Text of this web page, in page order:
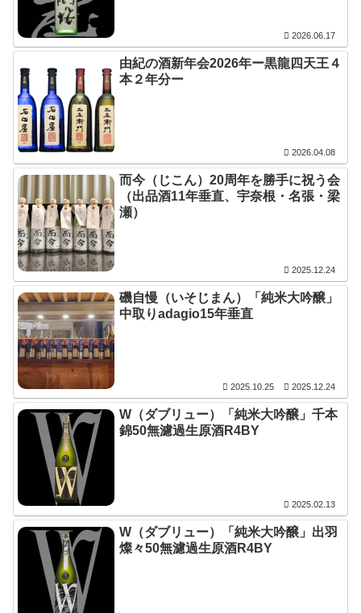
2026.06.17
由紀の酒新年会2026年ー黒龍四天王４
本２年分ー
2026.04.08
而今（じこん）20周年を勝手に祝う会
（出品酒11年垂直、宇奈根・名張・梁
瀬）
2025.12.24
磯自慢（いそじまん）「純米大吟醸」
中取りadagio15年垂直
2025.10.25 2025.12.24
W（ダブリュー）「純米大吟醸」千本
錦50無濾過生原酒R4BY
2025.02.13
W（ダブリュー）「純米大吟醸」出羽
燦々50無濾過生原酒R4BY